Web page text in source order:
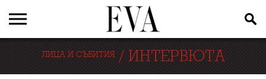
ЛИЦА И СЪБИТИЯ/ ИНТЕРВЮТА